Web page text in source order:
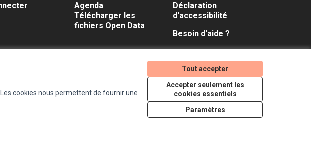
cookies nous permettent de fournir une
Tout accepter
Accepter seulement les
cookies essentiels
Paramètres
Agenda
Télécharger les
fichiers Open Data
Déclaration
d'accessibilité
Besoin d'aide ?